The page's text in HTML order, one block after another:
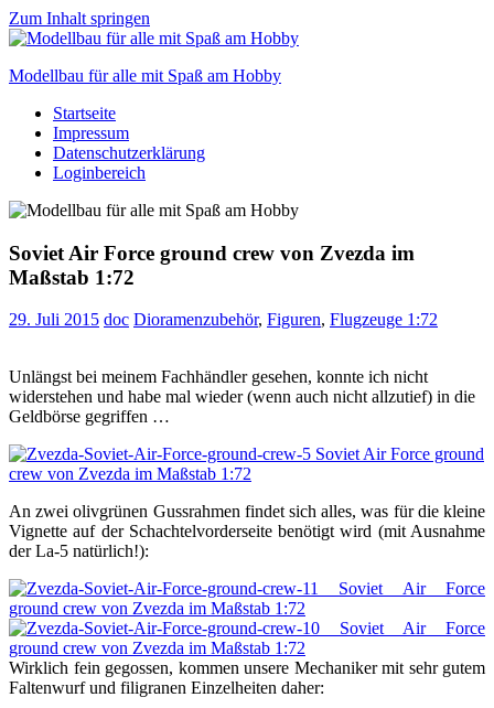
Zum Inhalt springen
Modellbau für alle mit Spaß am Hobby
Scale
modelling
to
Startseite
Impressum
Datenschutzerklärung
Loginbereich
Soviet Air Force ground crew von Zvezda im
Maßstab 1:72
29. Juli 2015 doc Dioramenzubehör, Figuren, Flugzeuge 1:72
Unlängst bei meinem Fachhändler gesehen, konnte ich nicht
widerstehen und habe mal wieder (wenn auch nicht allzutief) in die
Geldbörse gegriffen …
An zwei olivgrünen Gussrahmen findet sich alles, was für die kleine
Vignette auf der Schachtelvorderseite benötigt wird (mit Ausnahme
der La-5 natürlich!):
Wirklich fein gegossen, kommen unsere Mechaniker mit sehr gutem
Faltenwurf und filigranen Einzelheiten daher: